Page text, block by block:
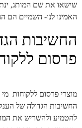
שישאו את שם המותג,
האמינו לנו- השמיים הם
החשיבות
פרסום
מוצרי פרסום ללקוחות
החשיבות הגדולה של
להטמיע ולהשריש את